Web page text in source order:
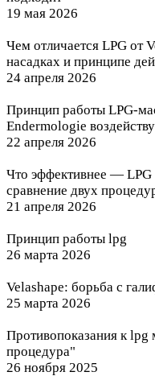
19 мая 2026
Чем отличается LPG от
насадках и принципе
24 апреля 2026
Принцип работы LPG-
Endermologie
22 апреля 2026
Что эффективнее — LPG
сравнение двух
21 апреля 2026
Принцип работы lpg
26 марта 2026
Velashape: борьба с
25 марта 2026
Противопоказания к lpg
процедура"
26 ноября 2025